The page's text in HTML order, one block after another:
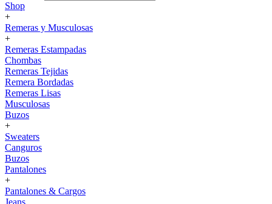
Shop
+
Remeras y Musculosas
+
Remeras Estampadas
Chombas
Remeras Tejidas
Remera Bordadas
Remeras Lisas
Musculosas
Buzos
+
Sweaters
Canguros
Buzos
Pantalones
+
Pantalones & Cargos
Jeans